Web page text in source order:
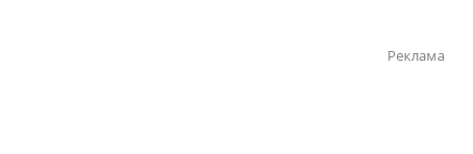
Реклама